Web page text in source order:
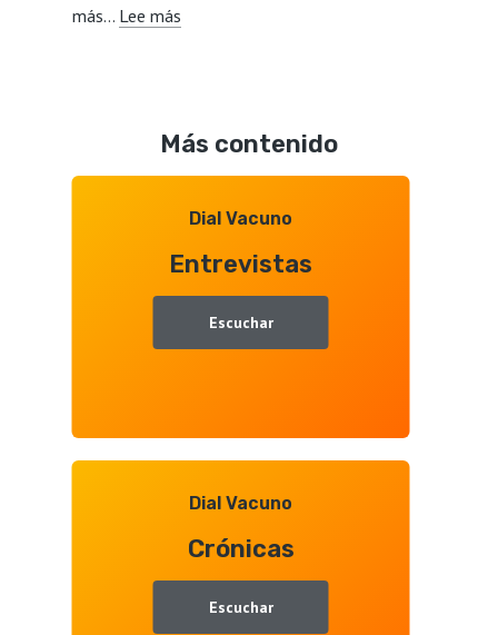
más… Lee más:
Aquitanima
2026,
entrevista
Juan
Ramón
Gallego
Más contenido
Dial Vacuno
Entrevistas
Escuchar
Dial Vacuno
Crónicas
Escuchar